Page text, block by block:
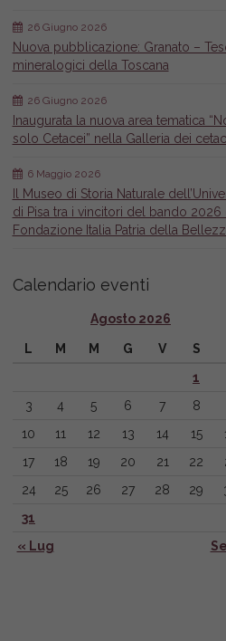
Nuova pubblicazione: Granato –
mineralogici della Toscana
26 Giugno 2026
Inaugurata la nuova area tematica
solo Cetacei” nella Galleria dei
26 Giugno 2026
Il Museo di Storia Naturale
di Pisa tra i vincitori del bando 2026
Fondazione Italia Patria della
6 Maggio 2026
Calendario eventi
Agosto 2026
L M M G V S
« Lug
1
3
4 5 6 7 8
10
11 12 13 14 15
17
18 19 20 21 22
24
25 26 27 28 29
31